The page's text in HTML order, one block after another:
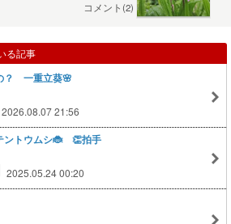
コメント(2)
る記事
？ 一重立葵🌸
2026.08.07 21:56
ントウムシ🐞 👏拍手
2025.05.24 00:20